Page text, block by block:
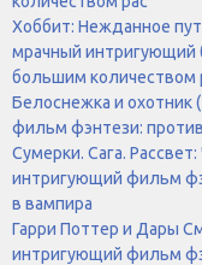
Хоббит: Нежданное
мрачный интригующий
большим количеством
Белоснежка и
фильм фэнтези:
Сумерки. Сага.
интригующий фильм
в вампира
Гарри Поттер и Дары
интригующий фильм